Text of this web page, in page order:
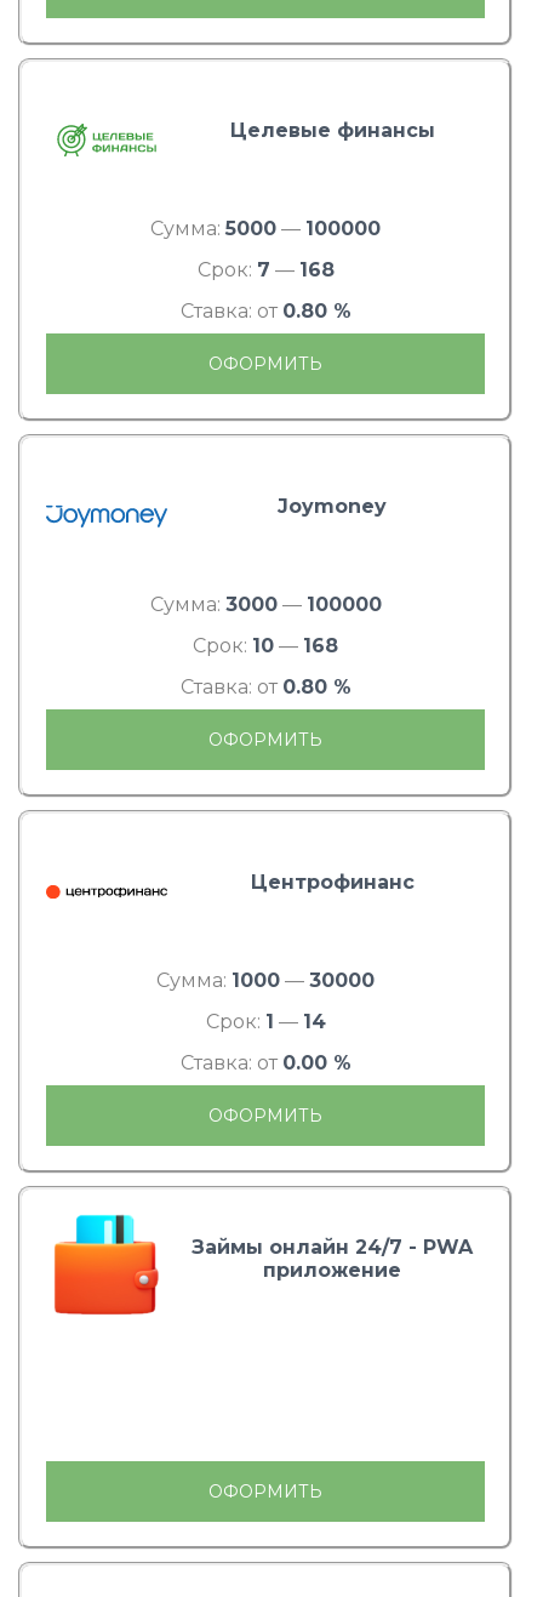
Целевые финансы
Сумма: 5000 — 100000
Срок: 7 — 168
Ставка: от 0.80 %
ОФОРМИТЬ
Joymoney
Сумма: 3000— 100000
Срок: 10 — 168
Ставка: от 0.80 %
ОФОРМИТЬ
Центрофинанс
Сумма: 1000 — 30000
Срок: 1 — 14
Ставка: от 0.00 %
ОФОРМИТЬ
Займы онлайн 24/7 - PWA
приложение
ОФОРМИТЬ